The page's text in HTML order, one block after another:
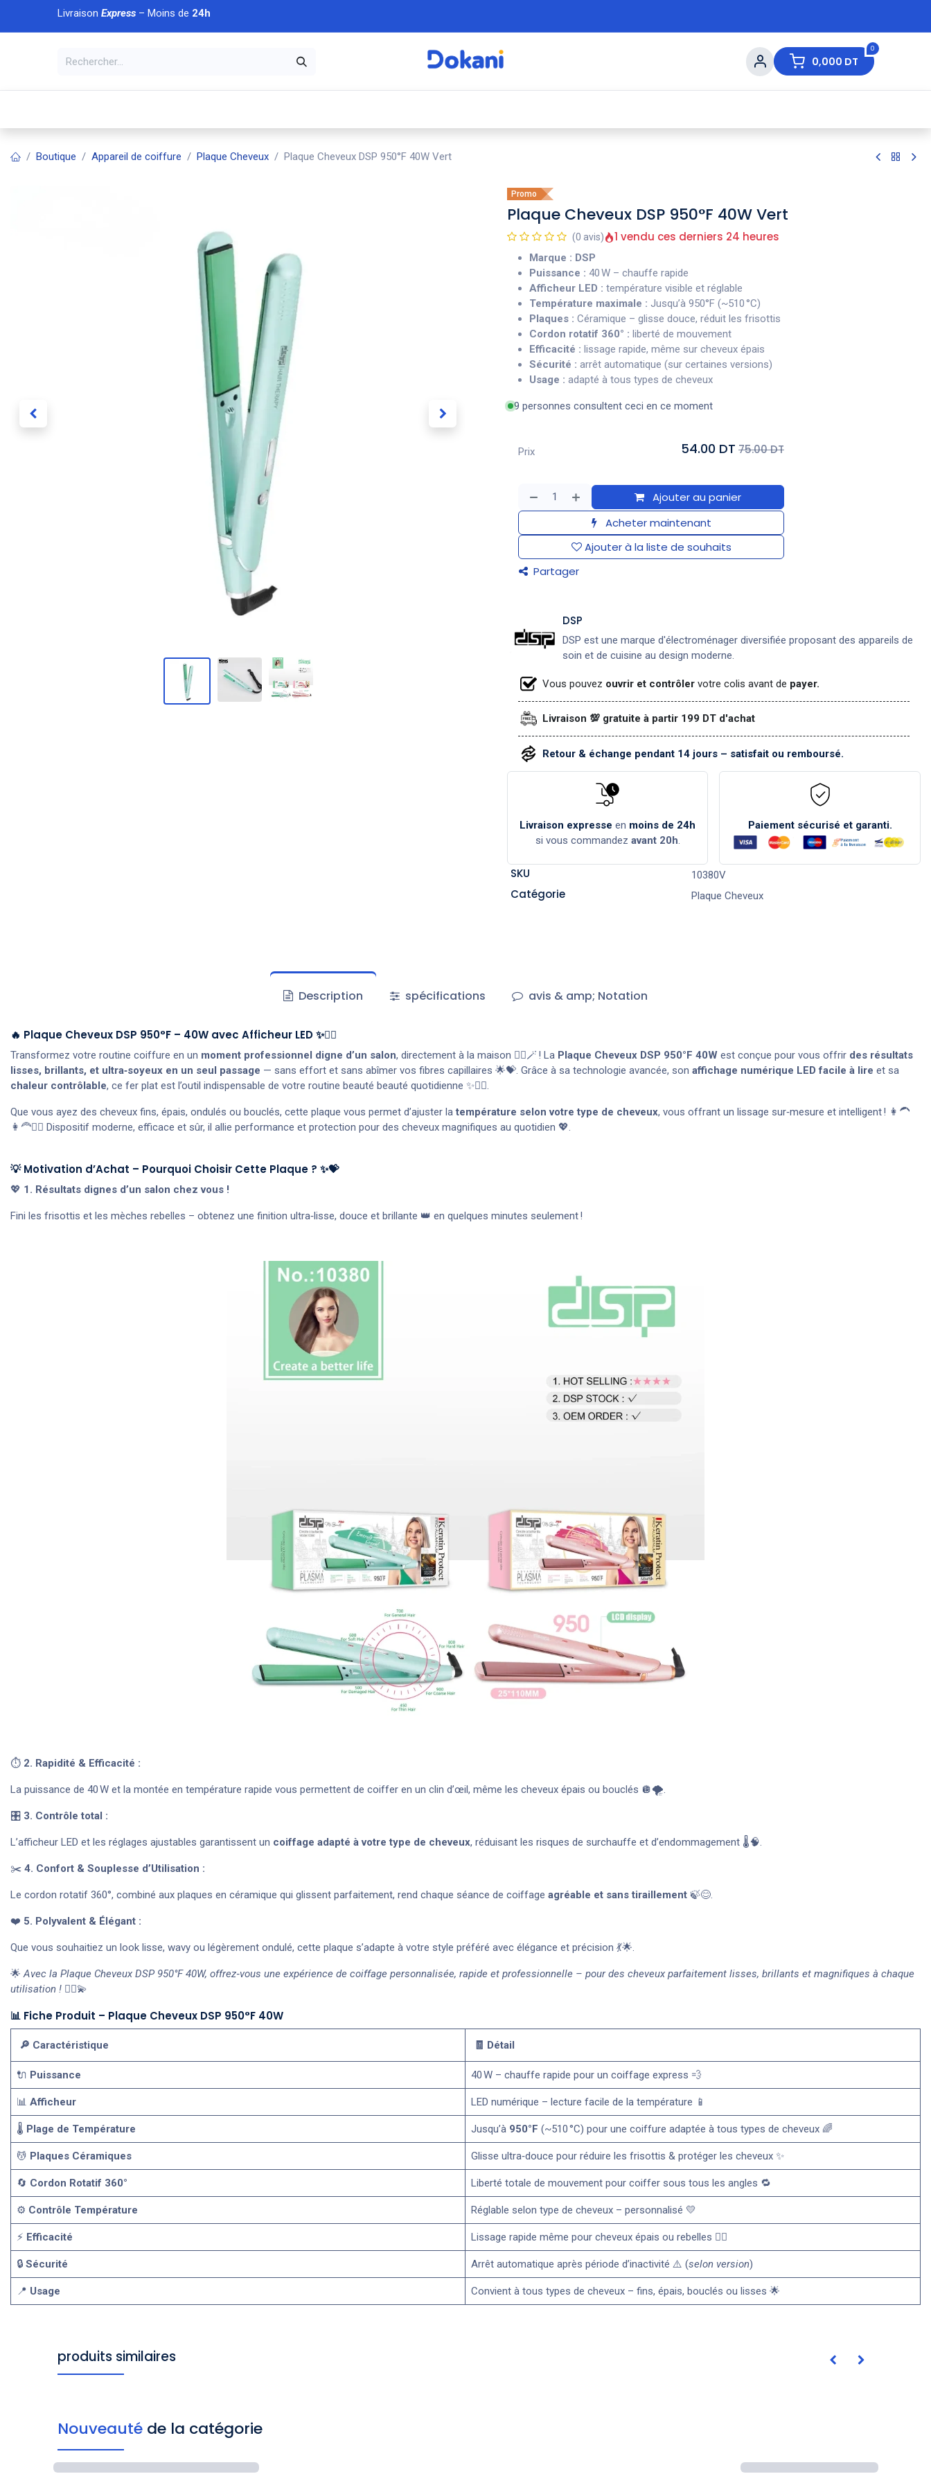
Se rendre au contenu
Livraison Express– Moins de 24h
0
0,000 DT
À DÉCOUVRIR
Boutique Appareil de coiffure Plaque Cheveux Plaque Cheveux DSP 950°F 40W Vert
Promo
Plaque Cheveux DSP 950°F 40W Vert
(0 avis) 1 vendu ces derniers 24 heures
Marque : DSP
Puissance : 40 W – chauffe rapide
Afficheur LED : température visible et réglable
Température maximale : Jusqu’à 950°F (~510 °C)
Plaques : Céramique – glisse douce, réduit les frisottis
Cordon rotatif 360° : liberté de mouvement
Efficacité : lissage rapide, même sur cheveux épais
Sécurité : arrêt automatique (sur certaines versions)
Usage : adapté à tous types de cheveux
9 personnes consultent ceci en ce moment
Ajouter au panier
Acheter maintenant
Ajouter à la liste de souhaits
Partager
Prix 54.00 DT 75.00 DT
DSP
DSP est une marque d'électroménager diversifiée proposant des appareils de
soin et de cuisine au design moderne.
Vous pouvez ouvrir et contrôler votre colis avant de payer.
Livraison 💯 gratuite à partir 199 DT d'achat
Retour & échange pendant 14 jours – satisfait ou remboursé.
Livraison expresse en moins de 24h
si vous commandez avant 20h.
Paiement sécurisé et garanti.
SKU 10380V
Catégorie Plaque Cheveux
Description spécifications avis & amp; Notation
🔥 Plaque Cheveux DSP 950°F – 40W avec Afficheur LED ✨💆‍♀️
Transformez votre routine coiffure en un moment professionnel digne d’un salon, directement à la maison 💁‍♀️🪄 ! La Plaque Cheveux DSP 950°F 40W est conçue pour vous offrir des résultats
lisses, brillants, et ultra‑soyeux en un seul passage — sans effort et sans abîmer vos fibres capillaires 🌟💝. Grâce à sa technologie avancée, son affichage numérique LED facile à lire et sa
chaleur contrôlable, ce fer plat est l’outil indispensable de votre routine beauté beauté quotidienne ✨💇‍♀️.
Que vous ayez des cheveux fins, épais, ondulés ou bouclés, cette plaque vous permet d’ajuster latempérature selon votre type de cheveux, vous offrant un lissage sur‑mesure et intelligent ! 👩‍🦱
👩‍🦰👱‍♀️ Dispositif moderne, efficace et sûr, il allie performance et protection pour des cheveux magnifiques au quotidien 💖.
💡 Motivation d’Achat – Pourquoi Choisir Cette Plaque ? ✨💝
💖 1. Résultats dignes d’un salon chez vous !
Fini les frisottis et les mèches rebelles – obtenez une finition ultra‑lisse, douce et brillante 👑 en quelques minutes seulement !
⏱️ 2. Rapidité & Efficacité :
La puissance de 40 W et la montée en température rapide vous permettent de coiffer en un clin d’œil, même les cheveux épais ou bouclés 🪩🌪️.
🎛️ 3. Contrôle total :
L’afficheur LED et les réglages ajustables garantissent un coiffage adapté à votre type de cheveux, réduisant les risques de surchauffe et d’endommagement 🌡️🧠.
✂️ 4. Confort & Souplesse d’Utilisation :
Le cordon rotatif 360°, combiné aux plaques en céramique qui glissent parfaitement, rend chaque séance de coiffage agréable et sans tiraillement 🍃😊.
❤️ 5. Polyvalent & Élégant :
Que vous souhaitiez un look lisse, wavy ou légèrement ondulé, cette plaque s’adapte à votre style préféré avec élégance et précision 💃🌟.
🌟Avec la Plaque Cheveux DSP 950°F 40W, offrez‑vous une expérience de coiffage personnalisée, rapide et professionnelle – pour des cheveux parfaitement lisses, brillants et magnifiques à chaque
utilisation ! 💆‍♀️💫
📊 Fiche Produit – Plaque Cheveux DSP 950°F 40W
🔎 Caractéristique 🧾 Détail
🔌 Puissance 40 W – chauffe rapide pour un coiffage express 💨
📊 Afficheur LED numérique – lecture facile de la température 📱
🌡️ Plage de Température Jusqu’à 950°F (~510 °C) pour une coiffure adaptée à tous types de cheveux 🌈
💆 Plaques Céramiques Glisse ultra‑douce pour réduire les frisottis & protéger les cheveux ✨
🔄 Cordon Rotatif 360° Liberté totale de mouvement pour coiffer sous tous les angles 🔁
⚙️ Contrôle Température Réglable selon type de cheveux – personnalisé 💛
⚡ Efficacité Lissage rapide même pour cheveux épais ou rebelles 💇‍♀️
🔒 Sécurité Arrêt automatique après période d’inactivité ⚠️ (selon version)
📍 Usage Convient à tous types de cheveux – fins, épais, bouclés ou lisses 🌟
produits similaires
Nouveauté de la catégorie